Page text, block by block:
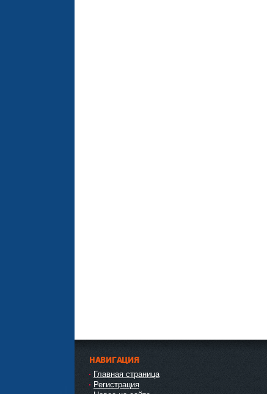
НАВИГАЦИЯ
Главная страница
Регистрация